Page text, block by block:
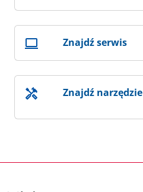
Znajdź serwis
Znajdź narzędzie